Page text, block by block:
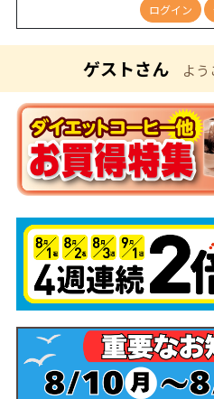
ログイン
ゲストさんよう